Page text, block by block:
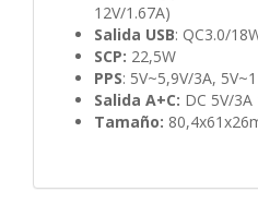
12V/1.67A)
Salida USB: QC3.0/
SCP: 22,5W
PPS: 5V~5,9V/3A,
Salida A+C: DC 5V/
Tamaño: